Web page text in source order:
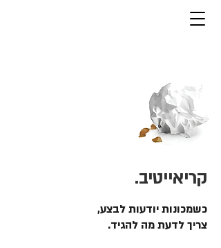
קריאייטיב.
כשמכונות יודעות לבצע,
צריך לדעת מה להגיד.